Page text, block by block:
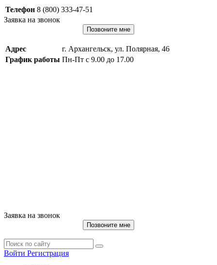
Телефон 8 (800) 333-47-51
Заявка на звонок
Позвоните мне
Адрес
г. Архангельск, ул. Полярная, 46
График работы Пн-Пт с 9.00 до 17.00
Заявка на звонок
Позвоните мне
Войти Регистрация